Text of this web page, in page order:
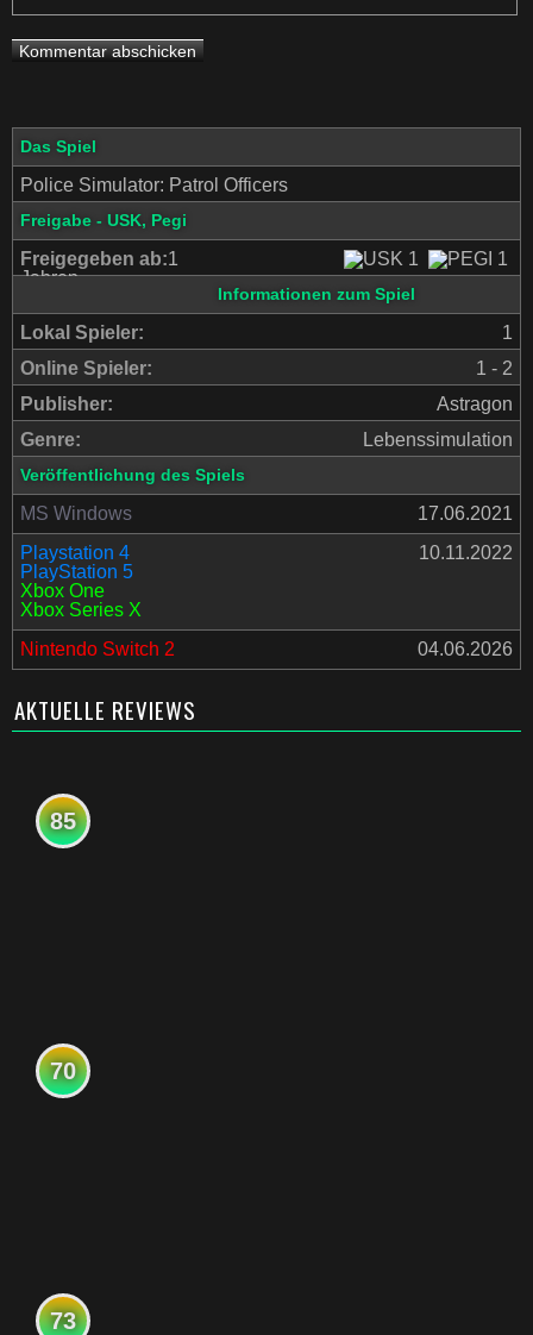
Das Spiel
Police Simulator: Patrol Officers
Freigabe - USK, Pegi
Freigegeben ab:1
Jahren
Informationen zum Spiel
Lokal Spieler:
1
Online Spieler:
1 - 2
Publisher:
Astragon
Genre:
Lebenssimulation
Veröffentlichung des Spiels
MS Windows
17.06.2021
Playstation 4
PlayStation 5
Xbox One
Xbox Series X
10.11.2022
Nintendo Switch 2 04.06.2026
AKTUELLE REVIEWS
85
70
73